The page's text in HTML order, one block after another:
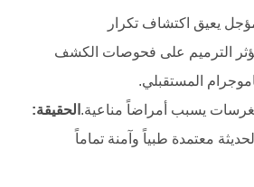
يعيق اكتشاف تكرار
يؤثر الترميم على فحوصات الكشف
المستقبلي.
يسبب أمراضاً مناعية. الحقيقة:
معتمدة طبياً وآمنة تماماً